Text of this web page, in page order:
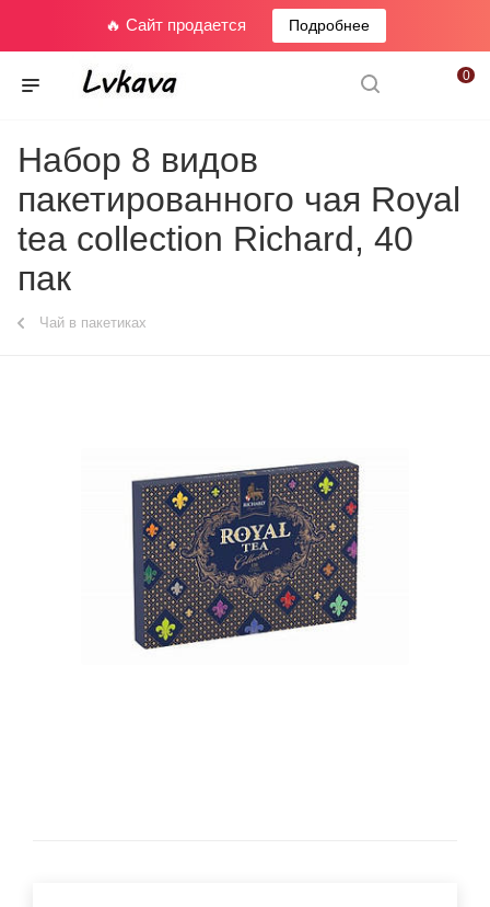
🔥 Сайт продается Подробнее
0
Набор 8 видов
пакетированного чая Royal
tea collection Richard, 40
пак
Чай в пакетиках